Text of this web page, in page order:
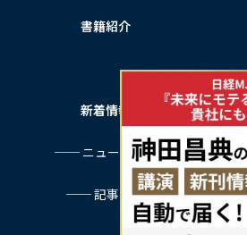
書籍紹介
新着情報
── ニュース一覧
── 記事一覧 特